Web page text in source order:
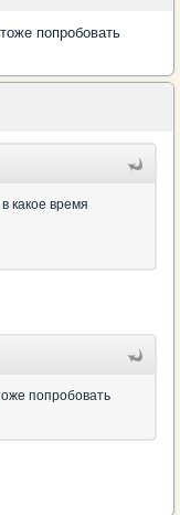
попробовать
какое время
попробовать